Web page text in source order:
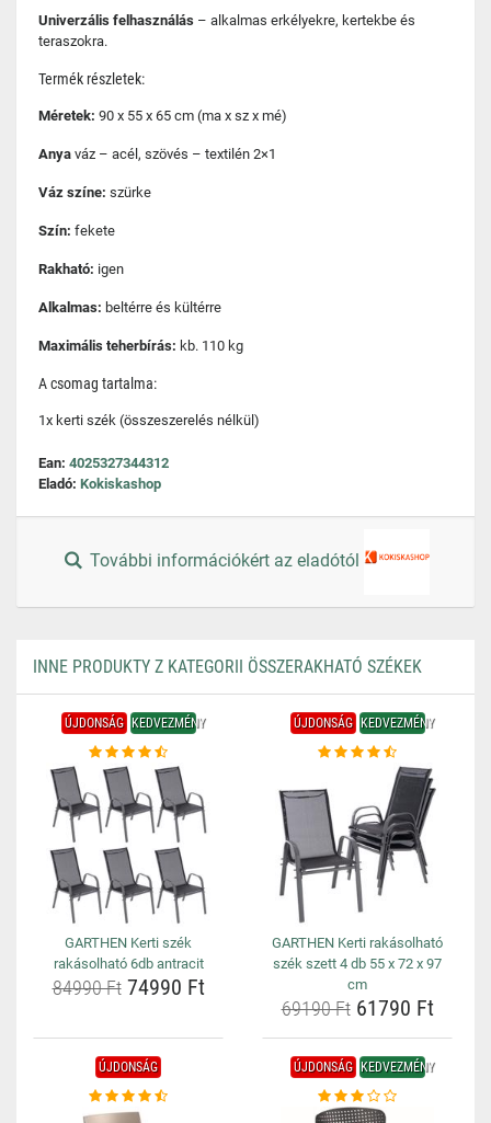
Univerzális felhasználás – alkalmas erkélyekre, kertekbe és
teraszokra.
Termék részletek:
Méretek: 90 x 55 x 65 cm (ma x sz x mé)
Anya váz – acél, szövés – textilén 2×1
Váz színe: szürke
Szín: fekete
Rakható: igen
Alkalmas: beltérre és kültérre
Maximális teherbírás: kb. 110 kg
A csomag tartalma:
1x kerti szék (összeszerelés nélkül)
Ean: 4025327344312
Eladó: Kokiskashop
További információkért az eladótól
INNE PRODUKTY Z KATEGORII ÖSSZERAKHATÓ SZÉKEK
ÚJDONSÁG KEDVEZMÉNY
GARTHEN Kerti szék
rakásolható 6db antracit
84990 Ft74990 Ft
ÚJDONSÁG KEDVEZMÉNY
GARTHEN Kerti rakásolható
szék szett 4 db 55 x 72 x 97
cm
69190 Ft61790 Ft
ÚJDONSÁG ÚJDONSÁG KEDVEZMÉNY